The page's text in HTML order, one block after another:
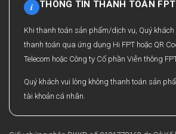
i THÔNG TIN THANH TOÁN FPT
Khi thanh toán sản phẩm/dịch vụ, Quý khách
thanh toán qua ứng dụng Hi FPT hoặc QR
Telecom hoặc Công ty Cổ phần Viễn thông
Quý khách vui lòng không thanh toán sản
tài khoản cá nhân.